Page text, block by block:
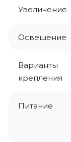
Увеличение
Освещение
Варианты
крепления
Питание